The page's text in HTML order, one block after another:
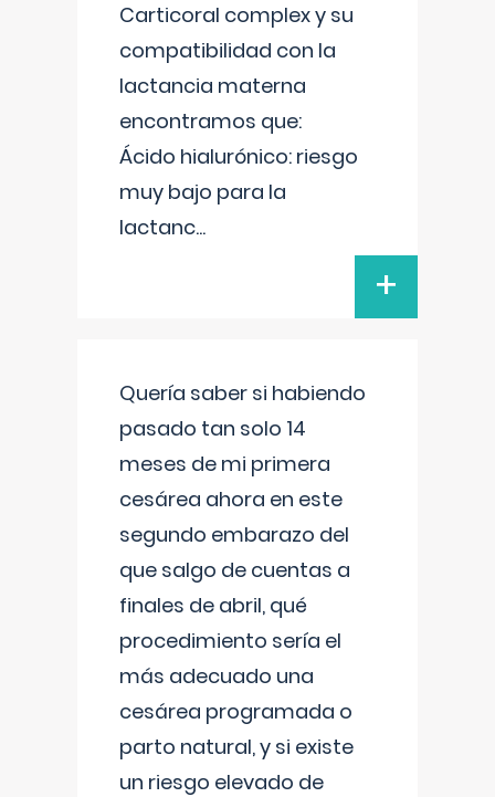
Carticoral complex y su
compatibilidad con la
lactancia materna
encontramos que:
Ácido hialurónico: riesgo
muy bajo para la
lactanc...
+
Quería saber si habiendo
pasado tan solo 14
meses de mi primera
cesárea ahora en este
segundo embarazo del
que salgo de cuentas a
finales de abril, qué
procedimiento sería el
más adecuado una
cesárea programada o
parto natural, y si existe
un riesgo elevado de